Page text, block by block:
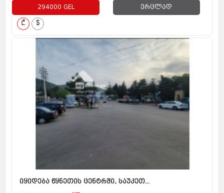
294000 GEL ვრცლად
₾ $
იყიდება წყნეთის ცენტრში, საუკეთ...